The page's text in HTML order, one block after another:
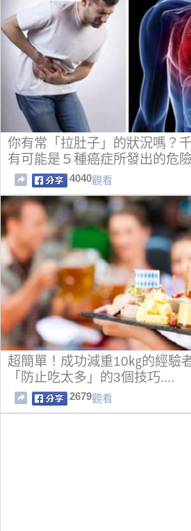
你有常「拉肚子」的狀況嗎？
有可能是５種癌症所發出的危
4040觀看
超簡單！成功減重10㎏的經驗
「防止吃太多」的3個技巧....
2679觀看